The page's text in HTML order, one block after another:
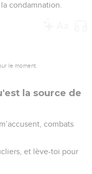
condamnation.
le moment.
la source de
combats
et lève-toi pour